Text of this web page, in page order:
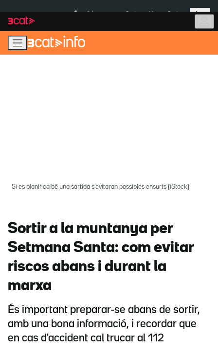
navegació
principal
contingut
Més
Si es planifica bé una sortida s'evitaran possibles ensurts (iStock)
Sortir a la muntanya per
Setmana Santa: com evitar
riscos abans i durant la
marxa
És important preparar-se abans de sortir,
amb una bona informació, i recordar que
en cas d'accident cal trucar al 112